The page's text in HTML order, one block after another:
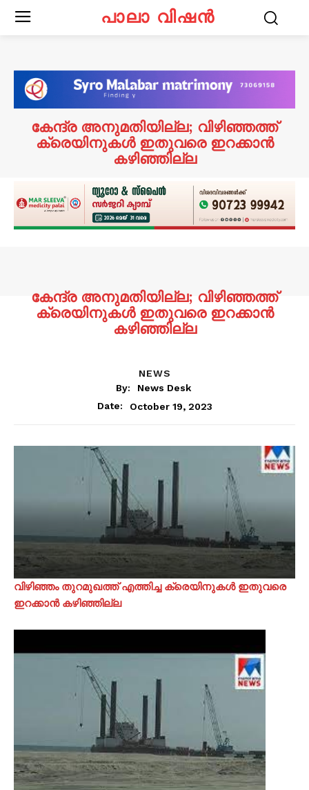
പാലാ വിഷൻ
കേന്ദ്ര അനുമതിയില്ല; വിഴിഞ്ഞത്ത്
ക്രെയിനുകൾ ഇതുവരെ ഇറക്കാൻ
കഴിഞ്ഞില്ല
കേന്ദ്ര അനുമതിയില്ല; വിഴിഞ്ഞത്ത്
ക്രെയിനുകൾ ഇതുവരെ ഇറക്കാൻ
കഴിഞ്ഞില്ല
NEWS
By:
News Desk
Date:
October 19, 2023
വിഴിഞ്ഞം തുറമുഖത്ത് എത്തിച്ച ക്രെയിനുകൾ ഇതുവരെ
ഇറക്കാൻ കഴിഞ്ഞില്ല